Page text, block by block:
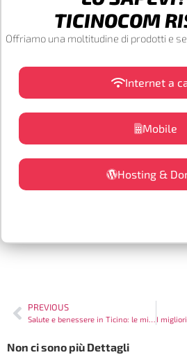
TICINOCOM
Offriamo una moltitudine di prodotti e
Internet a
Mobile
Hosting &
PREVIOUS
Salute e benessere in Ticino: le migliori cure e trattamenti
Non ci sono più Dettagli